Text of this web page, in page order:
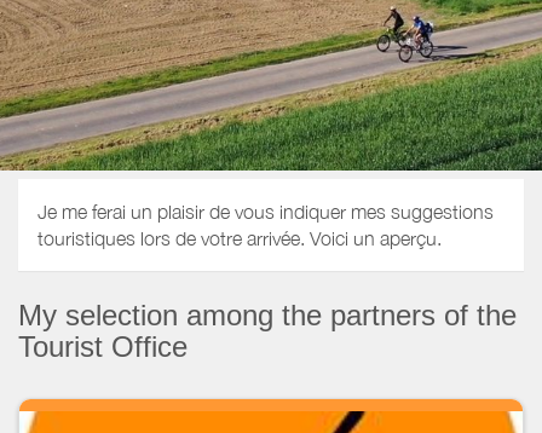
Je me ferai un plaisir de vous indiquer mes suggestions
touristiques lors de votre arrivée. Voici un aperçu.
My selection among the partners of the
Tourist Office